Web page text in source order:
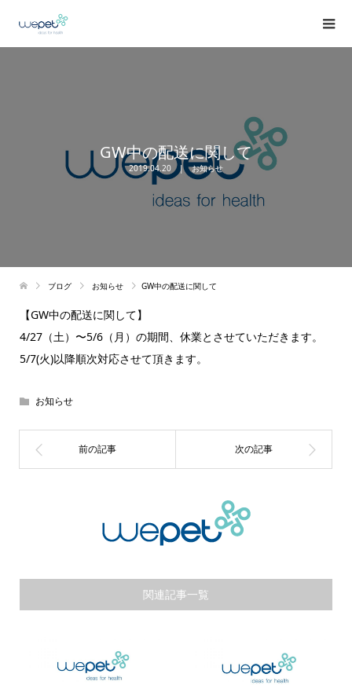
GW中の配送に関して
2019.04.20 お知らせ
ブログ お知らせ GW中の配送に関して
【GW中の配送に関して】
4/27（土）〜5/6（月）の期間、休業とさせていただきます。
5/7(火)以降順次対応させて頂きます。
お知らせ
関連記事一覧